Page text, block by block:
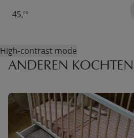
45,00
High-contrast mode
ANDEREN